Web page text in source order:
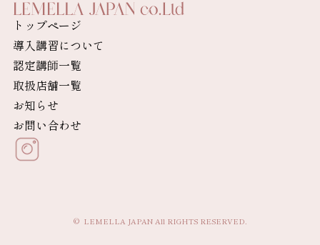
トップページ
導入講習について
認定講師一覧
取扱店舗一覧
お知らせ
お問い合わせ
© LEMELLA JAPAN All RIGHTS RESERVED.